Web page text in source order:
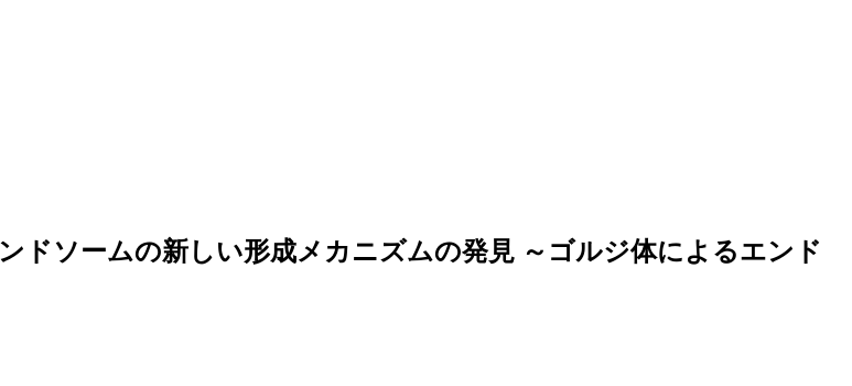
ドソームの新しい形成メカニズムの発見 ～ゴルジ体によるエンド